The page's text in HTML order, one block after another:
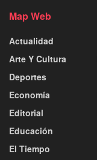
Map Web
Actualidad
Arte Y Cultura
Deportes
Economía
Editorial
Educación
El Tiempo